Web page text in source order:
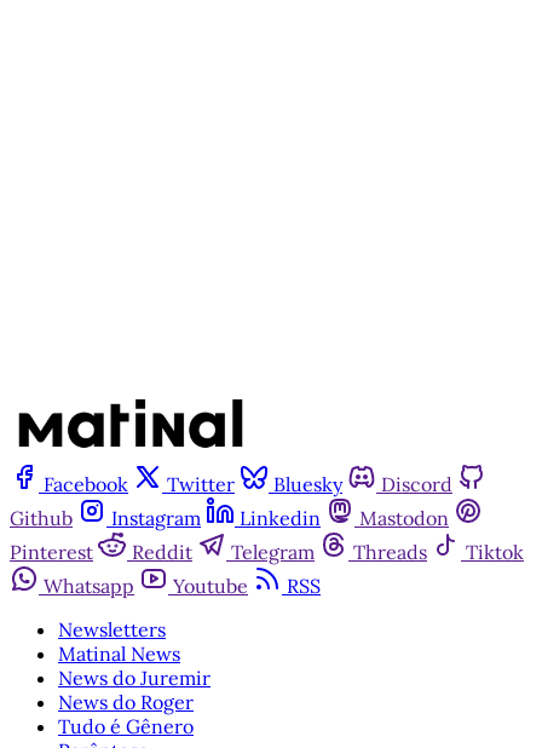
Facebook Twitter Bluesky
Discord
Github
Instagram Linkedin
Mastodon
Pinterest
Reddit Telegram Threads
Tiktok
Whatsapp
Youtube
RSS
Newsletters
Matinal News
News do Juremir
News do Roger
Tudo é Gênero